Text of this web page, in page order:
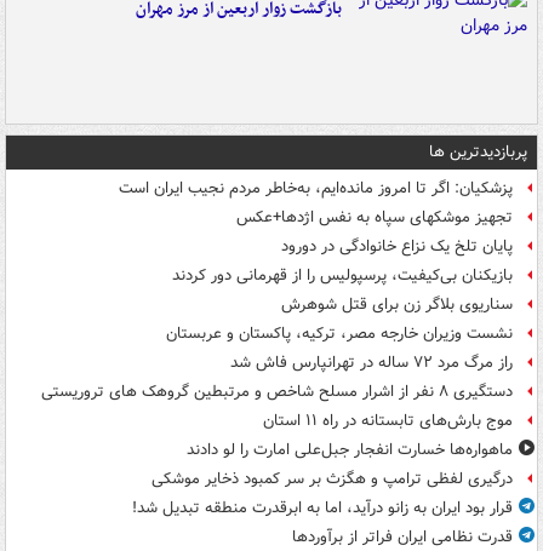
بازگشت زوار اربعین از مرز مهران
پربازدیدترین ها
پزشکیان: اگر تا امروز مانده‌ایم، به‌خاطر مردم نجیب ایران است
تجهیز موشکهای سپاه به نفس اژدها+عکس
پایان تلخ یک نزاع خانوادگی در دورود
بازیکنان بی‌کیفیت، پرسپولیس را از قهرمانی دور کردند
سناریوی بلاگر زن برای قتل شوهرش
نشست وزیران خارجه مصر، ترکیه، پاکستان و عربستان
راز مرگ مرد ۷۲ ساله در تهرانپارس فاش شد
دستگیری ۸ نفر از اشرار مسلح شاخص و مرتبطین گروهک های تروریستی
موج بارش‌های تابستانه در راه ۱۱ استان
ماهواره‌ها خسارت انفجار جبل‌علی امارت را لو دادند
درگیری لفظی ترامپ و هگزث بر سر کمبود ذخایر موشکی
قرار بود ایران به زانو درآید، اما به ابرقدرت منطقه تبدیل شد!
قدرت نظامی ایران فراتر از برآوردها